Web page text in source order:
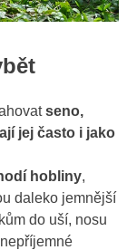
seno,
jej často i jako
hobliny,
daleko jemnější
do uší, nosu